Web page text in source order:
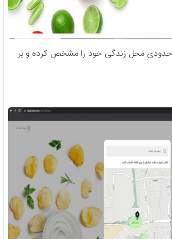
محل زندگی خود را مشخص کرده و بر